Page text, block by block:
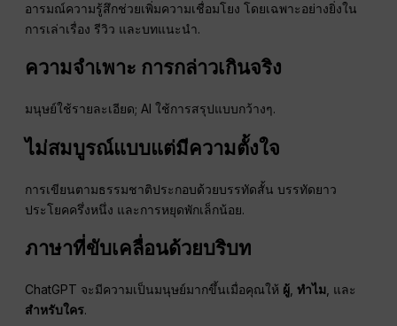
อารมณ์ความรู้สึกช่วยเพิ่มความเชื่อมโยง โดยเฉพาะอย่างยิ่งใน
การเล่าเรื่อง รีวิว และบทแนะนำ.
ความจำเพาะ การกล่าวเกินจริง
มนุษย์ใช้รายละเอียด; AI ใช้การสรุปแบบกว้างๆ.
ไม่สมบูรณ์แบบแต่มีความตั้งใจ
การเขียนตามธรรมชาติประกอบด้วยบรรทัดสั้น บรรทัดยาว
ประโยคครึ่งหนึ่ง และการหยุดพักเล็กน้อย.
ภาษาที่ขับเคลื่อนด้วยบริบท
ChatGPT จะมีความเป็นมนุษย์มากขึ้นเมื่อคุณให้ ผู้ ,ทำไม , และ
สำหรับใคร.